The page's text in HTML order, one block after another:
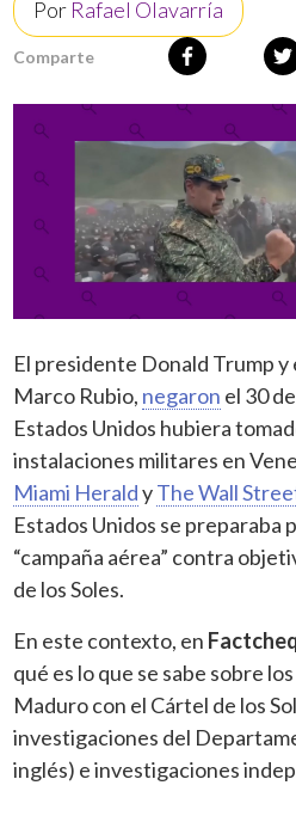
Por Rafael Olavarría
Comparte
El presidente Donald Trump
Marco Rubio, negaron el 30
Estados Unidos hubiera
instalaciones militares en
Miami HeraldyThe Wall
Estados Unidos se preparaba
“campaña aérea” contra
de los Soles.
En este contexto, en
qué es lo que se sabe sobre
Maduro con el Cártel de los
investigaciones del
inglés) e investigaciones